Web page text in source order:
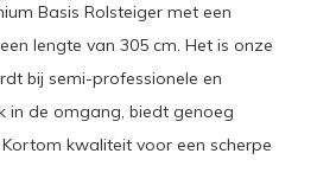
Basis Rolsteiger met een
lengte van 305 cm. Het is onze
bij semi-professionele en
in de omgang, biedt genoeg
kwaliteit voor een scherpe